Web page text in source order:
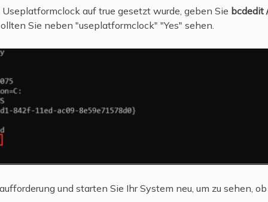
auf true gesetzt wurde, geben Sie bcdedit
Sie neben "useplatformclock" "Yes" sehen.
und starten Sie Ihr System neu, um zu sehen,